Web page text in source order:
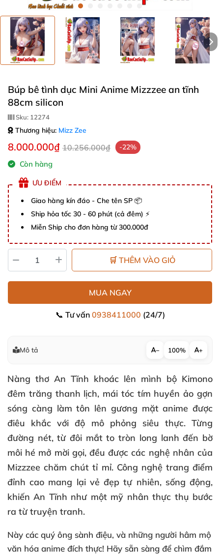
Búp bê tình dục Mini Anime Mizzzee an tĩnh
88cm silicon
Sku: 12274
Thương hiệu: Mizz Zee
8.000.000₫ 10.256.000₫ -22%
Còn hàng
ƯU ĐIỂM
Giao hàng kín đáo - Che tên SP 📦
Ship hỏa tốc 30 - 60 phút (cả đêm) ⚡
Miễn Ship cho đơn hàng từ 300.000đ
🛒 THÊM VÀO GIỎ
MUA NGAY
📞 Tư vấn 0938411000 (24/7)
Mô tả − 100% +
Nàng thơ An Tĩnh khoác lên mình bộ Kimono
đêm trăng thanh lịch, mái tóc tím huyền ảo gợn
sóng càng làm tôn lên gương mặt anime được
điêu khắc với độ mô phỏng siêu thực. Từng
đường nét, từ đôi mắt to tròn long lanh đến bờ
môi hé mở mời gọi, đều được các nghệ nhân của
Mizzzee chăm chút tỉ mỉ. Công nghệ trang điểm
đỉnh cao mang lại vẻ đẹp tự nhiên, sống động,
khiến An Tĩnh như một mỹ nhân thực thụ bước
ra từ truyện tranh.
Này các quý ông sành điệu, và những người hâm mộ
văn hóa anime đích thực! Hãy sẵn sàng để chìm đắm